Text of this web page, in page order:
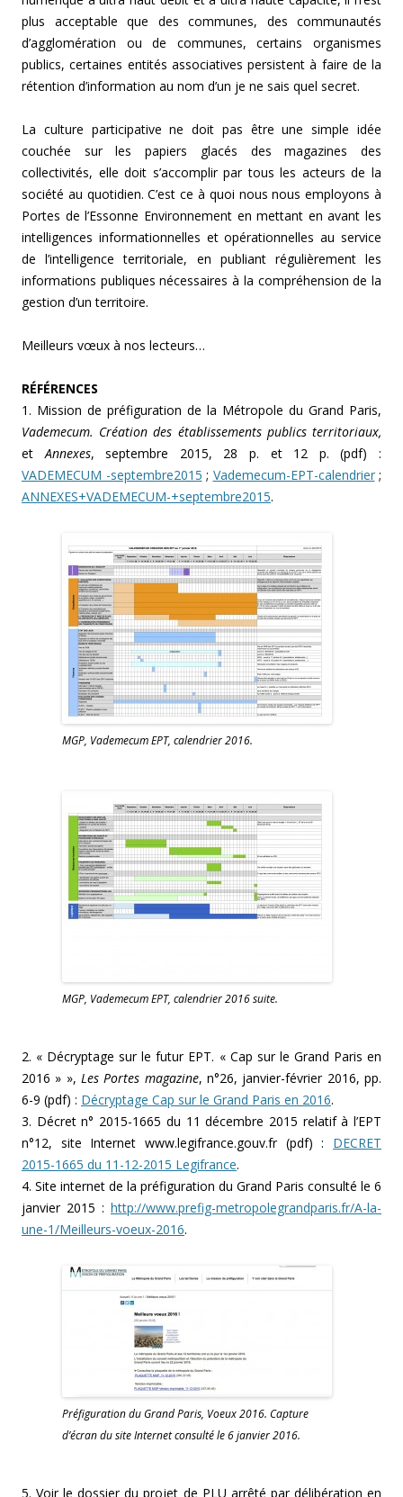
plus acceptable que des communes, des communautés
d’agglomération ou de communes, certains organismes
publics, certaines entités associatives persistent à faire de la
rétention d’information au nom d’un je ne sais quel secret.
La culture participative ne doit pas être une simple idée
couchée sur les papiers glacés des magazines des
collectivités, elle doit s’accomplir par tous les acteurs de la
société au quotidien. C’est ce à quoi nous nous employons à
Portes de l’Essonne Environnement en mettant en avant les
intelligences informationnelles et opérationnelles au service
de l’intelligence territoriale, en publiant régulièrement les
informations publiques nécessaires à la compréhension de la
gestion d’un territoire.
Meilleurs vœux à nos lecteurs…
RÉFÉRENCES
1. Mission de préfiguration de la Métropole du Grand Paris,
Vademecum. Création des établissements publics territoriaux,
et Annexes, septembre 2015, 28 p. et 12 p. (pdf) :
VADEMECUM -septembre2015 ; Vademecum-EPT-calendrier;
ANNEXES+VADEMECUM-+septembre2015.
MGP, Vademecum EPT, calendrier 2016.
MGP, Vademecum EPT, calendrier 2016 suite.
2. « Décryptage sur le futur EPT. « Cap sur le Grand Paris en
2016 » », Les Portes magazine, n°26, janvier-février 2016, pp.
6-9 (pdf) : Décryptage Cap sur le Grand Paris en 2016.
3. Décret n° 2015-1665 du 11 décembre 2015 relatif à l’EPT
n°12, site Internet www.legifrance.gouv.fr (pdf) : DECRET
2015-1665 du 11-12-2015 Legifrance.
4. Site internet de la préfiguration du Grand Paris consulté le 6
janvier 2015 : http://www.prefig-metropolegrandparis.fr/A-la-
une-1/Meilleurs-voeux-2016.
Préfiguration du Grand Paris, Voeux 2016. Capture
d’écran du site Internet consulté le 6 janvier 2016.
5. Voir le dossier du projet de PLU arrêté par délibération en